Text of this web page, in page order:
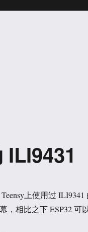
上使用过
，相比之下 ESP32 可